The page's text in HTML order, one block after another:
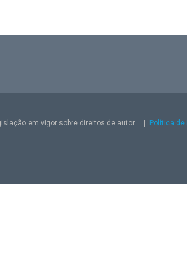
em vigor sobre direitos de autor.
Política de